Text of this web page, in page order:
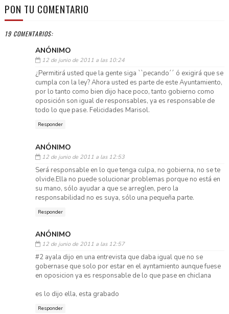
PON TU COMENTARIO
19 COMENTARIOS:
ANÓNIMO
12 de junio de 2011 a las 10:24
¿Permitirá usted que la gente siga ``pecando´´ ó exigirá que se
cumpla con la ley? Ahora usted es parte de este Ayuntamiento,
por lo tanto como bien dijo hace poco, tanto gobierno como
oposición son igual de responsables, ya es responsable de
todo lo que pase. Felicidades Marisol.
Responder
ANÓNIMO
12 de junio de 2011 a las 12:53
Será responsable en lo que tenga culpa, no gobierna, no se te
olvide.Ella no puede solucionar problemas porque no está en
su mano, sólo ayudar a que se arreglen, pero la
responsabilidad no es suya, sólo una pequeña parte.
Responder
ANÓNIMO
12 de junio de 2011 a las 12:57
#2 ayala dijo en una entrevista que daba igual que no se
gobernase que solo por estar en el ayntamiento aunque fuese
en oposicion ya es responsable de lo que pase en chiclana
es lo dijo ella, esta grabado
Responder